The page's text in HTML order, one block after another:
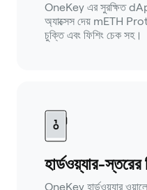
OneKey এর সুরক্ষিত
অ্যাক্সেস দেয় mETH
চুক্তি এবং ফিশিং চেক সহ।
হার্ডওয়্যার-স্তরের
OneKey হার্ডওয়্যার